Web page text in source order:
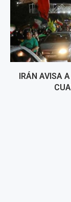
IRÁN AVISA